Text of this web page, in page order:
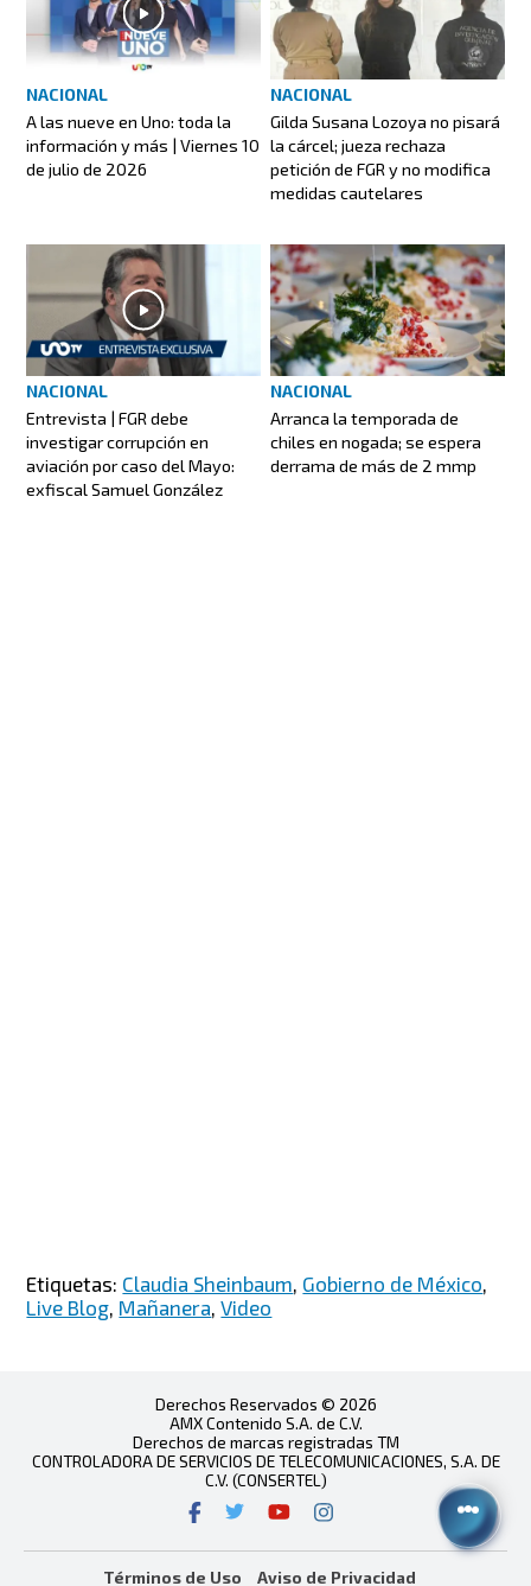
NACIONAL
A las nueve en Uno: toda la
información y más | Viernes 10
de julio de 2026
NACIONAL
Gilda Susana Lozoya no pisará
la cárcel; jueza rechaza
petición de FGR y no modifica
medidas cautelares
NACIONAL
Entrevista | FGR debe
investigar corrupción en
aviación por caso del Mayo:
exfiscal Samuel González
NACIONAL
Arranca la temporada de
chiles en nogada; se espera
derrama de más de 2 mmp
Etiquetas: Claudia Sheinbaum Gobierno de México
Live Blog Mañanera ,Video
Derechos Reservados © 2026
AMX Contenido S.A. de C.V.
Derechos de marcas registradas TM
CONTROLADORA DE SERVICIOS DE TELECOMUNICACIONES, S.A. DE
C.V. (CONSERTEL)
Términos de Uso Aviso de Privacidad